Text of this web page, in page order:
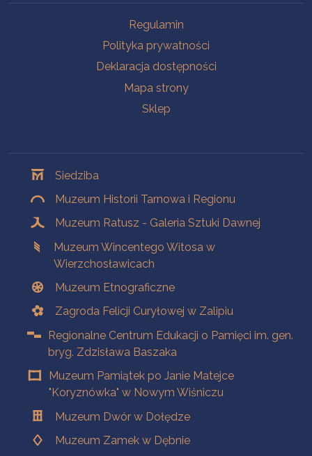
Regulamin
Polityka prywatności
Deklaracja dostępności
Mapa strony
Sklep
Siedziba
Muzeum Historii Tarnowa i Regionu
Muzeum Ratusz - Galeria Sztuki Dawnej
Muzeum Wincentego Witosa w
Wierzchosławicach
Muzeum Etnograficzne
Zagroda Felicji Curyłowej w Zalipiu
Regionalne Centrum Edukacji o Pamięci im. gen.
bryg. Zdzisława Baszaka
Muzeum Pamiątek po Janie Matejce
"Koryznówka" w Nowym Wiśniczu
Muzeum Dwór w Dołędze
Muzeum Zamek w Dębnie